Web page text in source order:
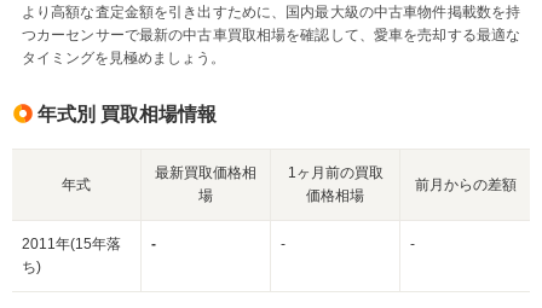
より高額な査定金額を引き出すために、国内最大級の中古車物件掲載数を持
つカーセンサーで最新の中古車買取相場を確認して、愛車を売却する最適な
タイミングを見極めましょう。
年式別 買取相場情報
年式
最新買取価格相
場
1ヶ月前の買取
価格相場
前月からの差額
2011年(15年落
ち)
- - -